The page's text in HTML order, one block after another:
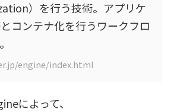
）を行う技術。アプリケ
コンテナ化を行うワークフロ
engine/index.html
によって、